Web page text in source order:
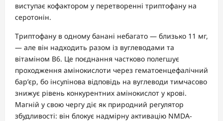
виступає кофактором у перетворенні триптофану на
серотонін.
Триптофану в одному банані небагато — близько 11 мг,
— але він надходить разом із вуглеводами та
вітаміном B6. Це поєднання частково полегшує
проходження амінокислоти через гематоенцефалічний
бар’єр, бо інсулінова відповідь на вуглеводи тимчасово
знижує рівень конкурентних амінокислот у крові.
Магній у свою чергу діє як природний регулятор
збудливості: він блокує надмірну активацію NMDA-